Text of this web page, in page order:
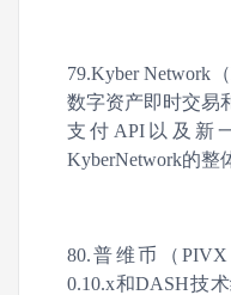
79.Kyber Network
数字资产即时交易
支付API以及新
KyberNetwork的整
80.普维币（
0.10.x和DASH技